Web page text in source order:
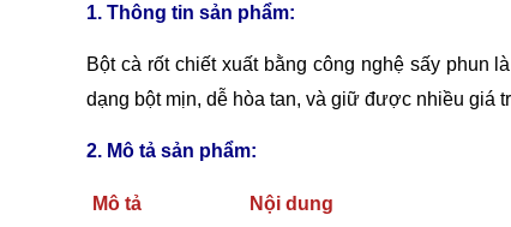
1. Thông tin sản phẩm:
Bột cà rốt chiết xuất bằng công nghệ sấy phun
dạng bột mịn, dễ hòa tan, và giữ được nhiều giá
2. Mô tả sản phẩm:
Mô tả
Nội dung